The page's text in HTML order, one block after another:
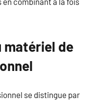
matériel de
se distingue par